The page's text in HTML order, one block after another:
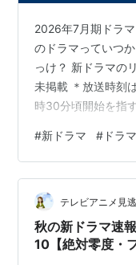
2026年7月期ドラ
のドラマっていつ
っけ？ 新ドラマの
未掲載 ＊放送時刻
時30分頃開始を指
を殺したはずなの
月24半：もう1度
婦〜 TMX月25：
25半：えっちなお
21：ブラックトリ
#新ドラマ # ドラマ
テレビアニメ見
秋の新ドラマ速
10【絶対零度・